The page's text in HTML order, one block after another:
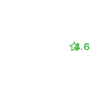
4.6